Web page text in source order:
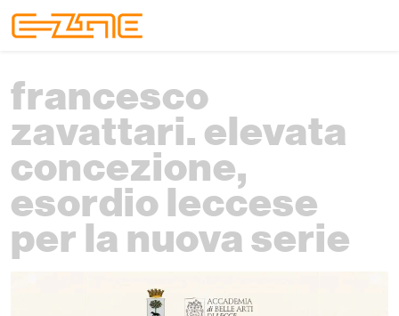
francesco
zavattari. elevata
concezione,
esordio leccese
per la nuova serie